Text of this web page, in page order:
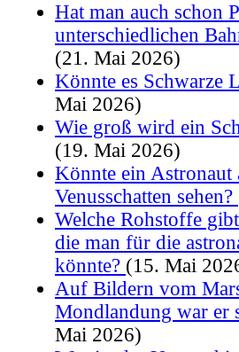
Hat man auch schon
unterschiedlichen
(21. Mai 2026)
Könnte es Schwarze
Mai 2026)
Wie groß wird ein
(19. Mai 2026)
Könnte ein
Venusschatten sehen?
Welche Rohstoffe
die man für die
könnte? (15. Mai
Auf Bildern vom
Mondlandung war er
Mai 2026)